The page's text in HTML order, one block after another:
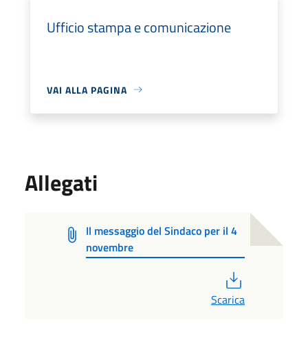
Ufficio stampa e comunicazione
VAI ALLA PAGINA
Allegati
Il messaggio del Sindaco per il 4
novembre
Scarica